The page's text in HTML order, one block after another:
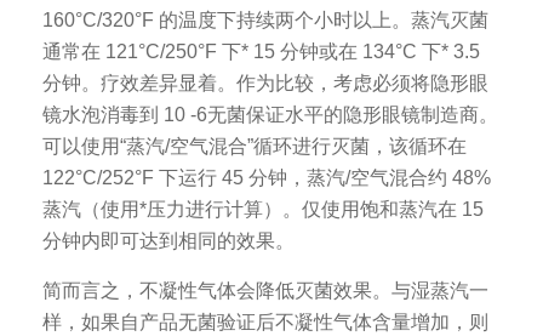
160°C/320°F 的温度下持续两个小时以上。蒸汽灭菌
通常在 121°C/250°F 下* 15 分钟或在 134°C 下* 3.5
分钟。疗效差异显着。作为比较，考虑必须将隐形眼
镜水泡消毒到 10 -6无菌保证水平的隐形眼镜制造商。
可以使用“蒸汽/空气混合”循环进行灭菌，该循环在
122°C/252°F 下运行 45 分钟，蒸汽/空气混合约 48%
蒸汽（使用*压力进行计算）。仅使用饱和蒸汽在 15
分钟内即可达到相同的效果。
简而言之，不凝性气体会降低灭菌效果。与湿蒸汽一
样，如果自产品无菌验证后不凝性气体含量增加，则